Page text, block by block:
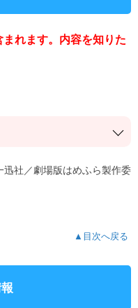
れます。内容を知りた
社／劇場版はめふら製作委
▲目次へ戻る